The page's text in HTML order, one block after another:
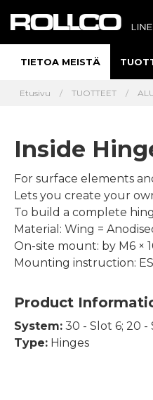
TIETOA MEISTÄ
Etusivu TUOTTEET
Inside
For surface elements
Lets you create your
To build a complete
Material: Wing =
On-site mount: by M6 ×
Mounting instruction:
Product
System: 30 - Slot 6; 20 -
Type: Hinges